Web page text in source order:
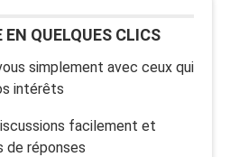
QUELQUES CLICS
simplement avec ceux qui
intérêts
facilement et
de réponses